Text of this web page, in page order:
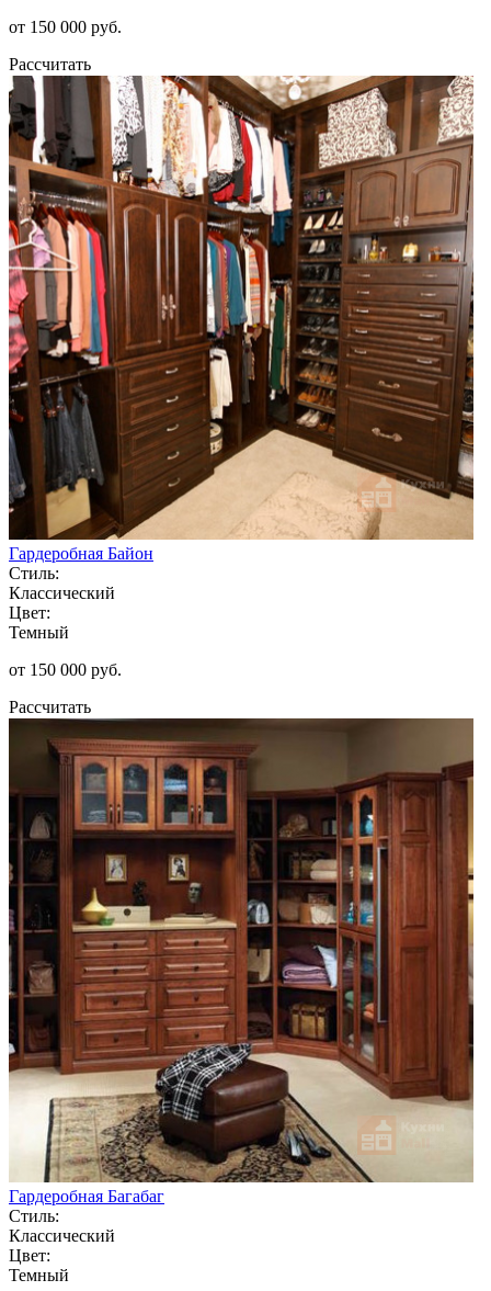
от 150 000 руб.
Рассчитать
Гардеробная Байон
Стиль:
Классический
Цвет:
Темный
от 150 000 руб.
Рассчитать
Гардеробная Багабаг
Стиль:
Классический
Цвет:
Темный